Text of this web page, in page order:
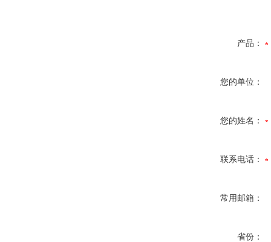
产品：
您的单位：
您的姓名：
联系电话：
常用邮箱：
省份：